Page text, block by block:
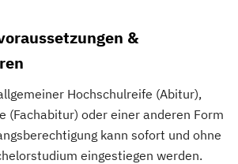
&
Hochschulreife (Abitur),
(Fachabitur) oder einer anderen Form
kann sofort und ohne
eingestiegen werden.